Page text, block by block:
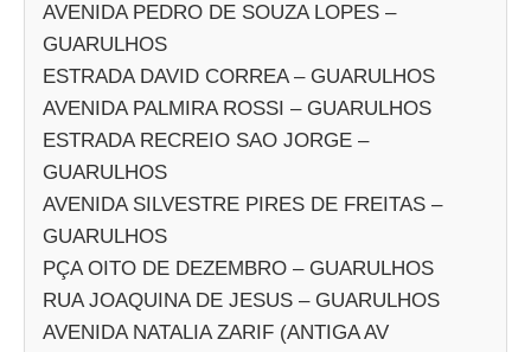
AVENIDA PEDRO DE SOUZA LOPES –
GUARULHOS
ESTRADA DAVID CORREA – GUARULHOS
AVENIDA PALMIRA ROSSI – GUARULHOS
ESTRADA RECREIO SAO JORGE –
GUARULHOS
AVENIDA SILVESTRE PIRES DE FREITAS –
GUARULHOS
PÇA OITO DE DEZEMBRO – GUARULHOS
RUA JOAQUINA DE JESUS – GUARULHOS
AVENIDA NATALIA ZARIF (ANTIGA AV